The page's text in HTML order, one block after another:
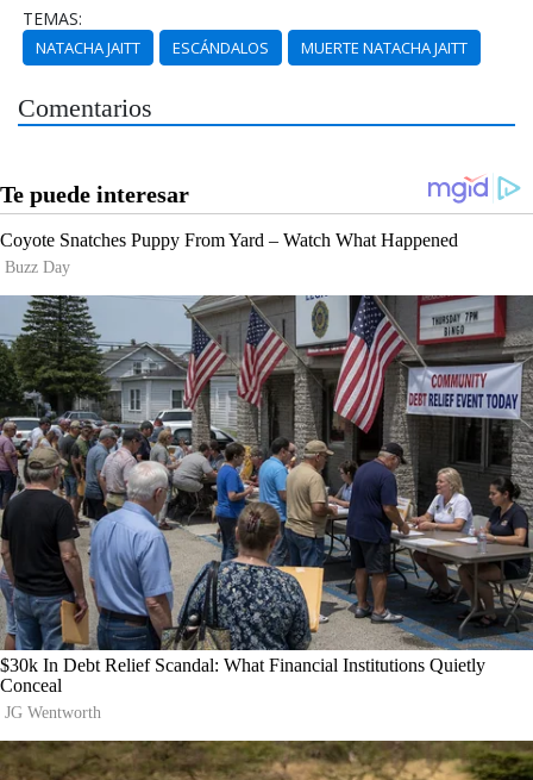
TEMAS:
NATACHA JAITT ESCÁNDALOS MUERTE NATACHA JAITT
Comentarios